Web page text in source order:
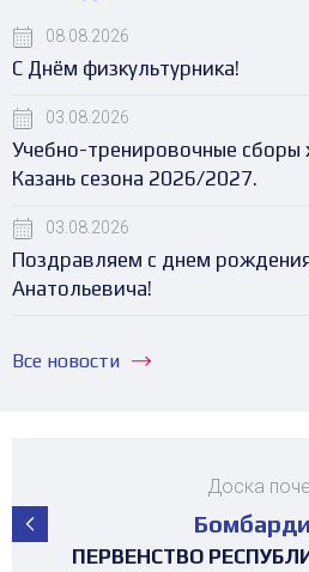
08.08.2026
С Днём физкультурника!
03.08.2026
Учебно-тренировочные сборы
Казань сезона 2026/2027.
03.08.2026
Поздравляем с днем рождения
Анатольевича!
Все новости
Доска
ПЕРВЕНСТВО
ПЕРВЕНСТВО
ПЕРВЕНСТВО
ТУРНИР НА ПРИЗЫ
ПЕРВЕНСТВО
ТУРНИР 4х4
МАТЧ ЗВЁЗД
ПЕРВЕНСТВО
ТУРНИР НА ПРИЗЫ
ПЕРВЕНСТВО
ПЕРВЕНСТВО
ПЕРВЕНСТВО